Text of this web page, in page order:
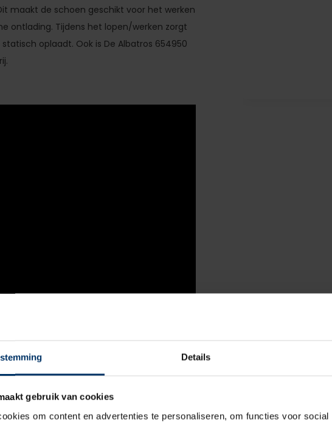
Details
gebruik van cookies
om content en advertenties te personaliseren, om functies voor
maakt de schoen geschikt voor het werken
ontlading. Tijdens het lopen/werken zorgt
oplaadt. Ook is De Albatros 654950
Albatros